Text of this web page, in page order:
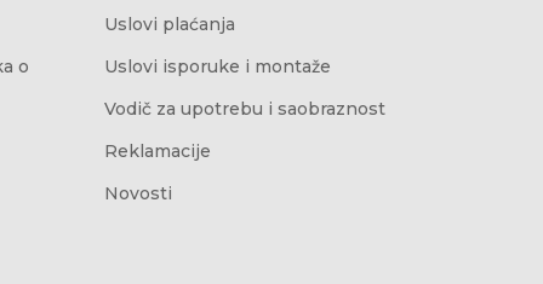
o
Uslovi plaćanja
Uslovi isporuke i montaže
Vodič za upotrebu i saobraznost
Reklamacije
Novosti